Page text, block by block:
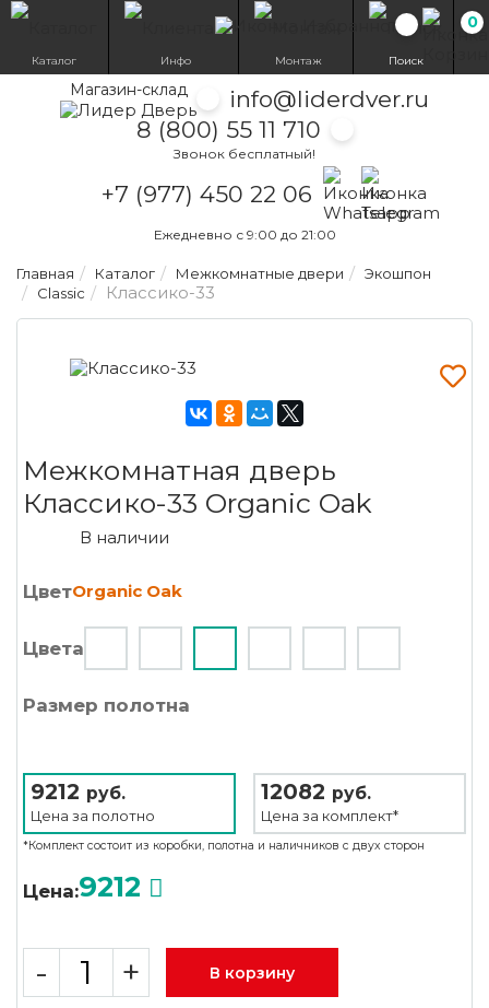
Магазин-склад
info@liderdver.ru
8 (800) 55 11 710
Звонок бесплатный!
+7 (977) 450 22 06
Написать на
Написать на
Ежедневно с 9:00 до 21:00
0
Каталог Инфо Монтаж Поиск
Главная Каталог Межкомнатные двери
Экошпон
Classic
Классико-33
Межкомнатная дверь
Классико-33 Organic Oak
В наличии
ЦветOrganic Oak
Цвета
Размер полотна
9212 руб.
Цена за полотно
12082 руб.
Цена за комплект*
*Комплект состоит из коробки, полотна и наличников с двух сторон
Цена:9212
- + В корзину